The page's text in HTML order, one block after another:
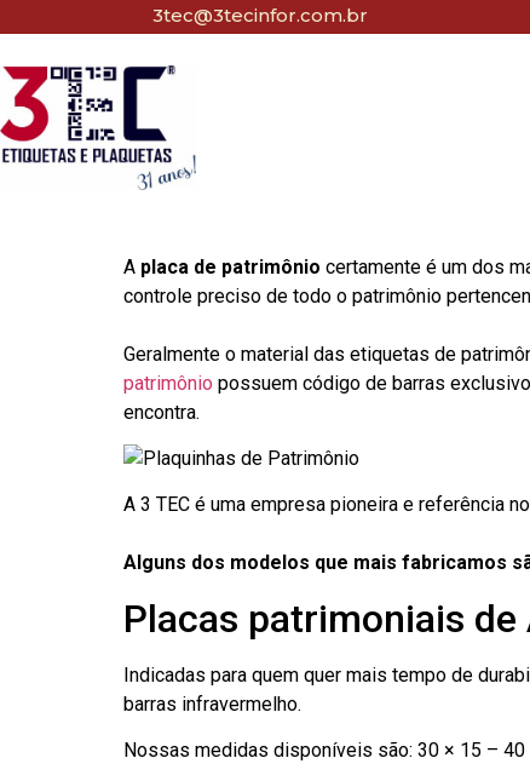
3tec@3tecinfor.com.br
A placa de patrimônio certamente é um dos
controle preciso de todo o patrimônio
Geralmente o material das etiquetas de
patrimônio possuem código de barras
encontra.
A 3 TEC é uma empresa pioneira e referência
Alguns dos modelos que mais fabricamos
Placas patrimoniais
Indicadas para quem quer mais tempo de
barras infravermelho.
Nossas medidas disponíveis são: 30 × 15 –